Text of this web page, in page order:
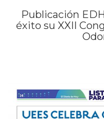
Publicación
éxito su XXII